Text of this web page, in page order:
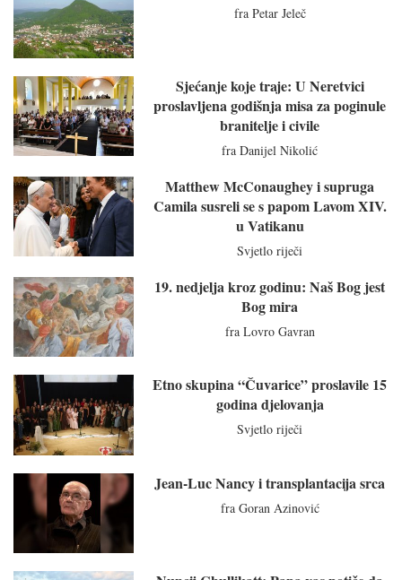
fra Petar Jeleč
Sjećanje koje traje: U Neretvici
proslavljena godišnja misa za poginule
branitelje i civile
fra Danijel Nikolić
Matthew McConaughey i supruga
Camila susreli se s papom Lavom XIV.
u Vatikanu
Svjetlo riječi
19. nedjelja kroz godinu: Naš Bog jest
Bog mira
fra Lovro Gavran
Etno skupina “Čuvarice” proslavile 15
godina djelovanja
Svjetlo riječi
Jean-Luc Nancy i transplantacija srca
fra Goran Azinović